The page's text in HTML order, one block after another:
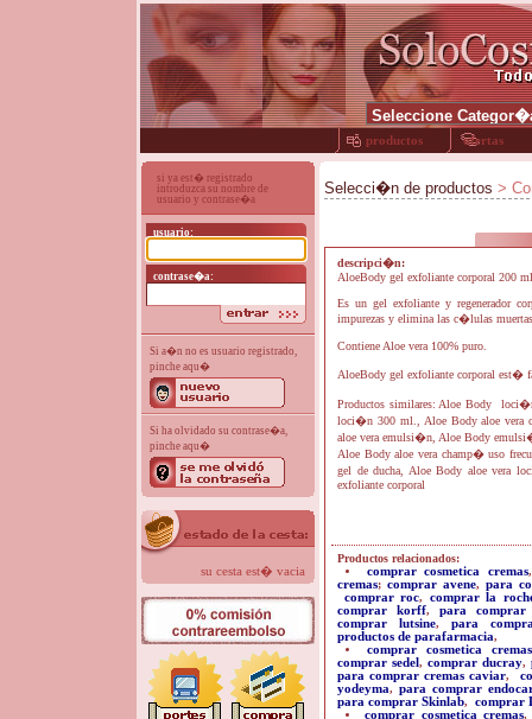
productos ofertas
si ya est� registrado
introduzca su nombre de
usuario y contrase�a
usuario:
contrase�a:
Si a�n no es usuario registrado,
pinche aqu�
Si ha olvidado su contrase�a,
pinche aqu�
su cesta est� vacia
Selecci�n de productos >
descripci�n:
AloeBody gel exfoliante corporal 200
Es un gel exfoliante y regenerador
impurezas y elimina las c�lulas
Contiene Aloe vera 100% puro.
AloeBody gel exfoliante corporal est�
Productos similares: Aloe Body
loci�n 300 ml., Aloe Body aloe vera
aloe vera emulsi�n, Aloe Body
Aloe Body aloe vera champ� uso
gel de ducha, Aloe Body aloe vera
exfoliante corporal
Productos relacionados:
comprar cosmetica cremas
cremas; comprar avene, para
comprar roc, comprar la
comprar korff,para comprar
comprar lutsine,para
productos de parafarmacia,
comprar cosmetica cremas
comprar sedel, comprar ducray,
para comprar cremas caviar,
yodeyma,para comprar
para comprar Skinlab, comprar
comprar cosmetica cremas